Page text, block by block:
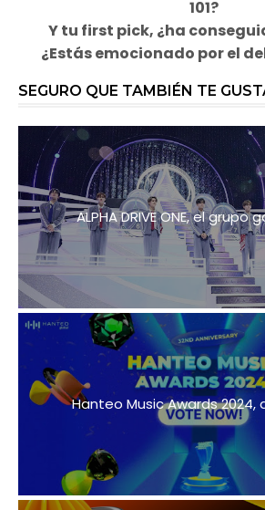
101?
Y tu first pick, ¿ha
¿Estás emocionado por el
SEGURO QUE TAMBIÉN TE
ALPHA DRIVE ONE, el grupo
Hanteo Music Awards 2024,